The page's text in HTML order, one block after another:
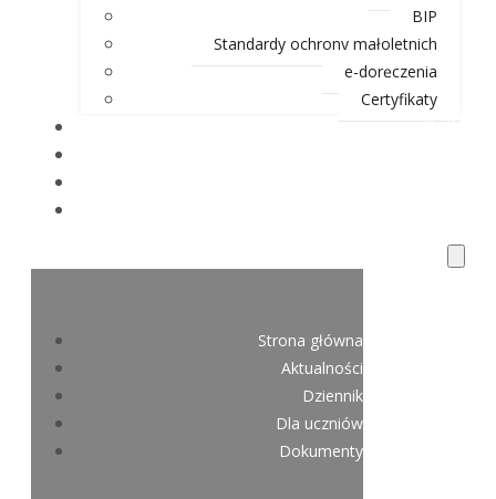
BIP
Standardy ochrony małoletnich
e-doręczenia
Certyfikaty
Rolki
Strona główna
Aktualności
Dziennik
Dla uczniów
Dokumenty